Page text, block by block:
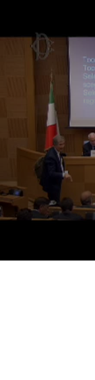
WebTV
Vai al menu di
Contenuto
Fine
Vai al contenuto